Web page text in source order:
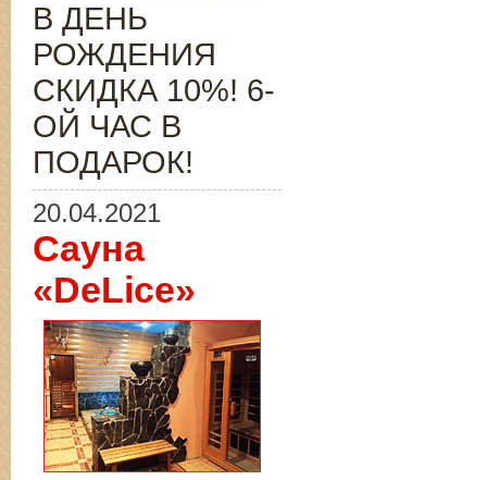
В ДЕНЬ
РОЖДЕНИЯ
СКИДКА 10%! 6-
ОЙ ЧАС В
ПОДАРОК!
20.04.2021
Сауна
«DeLice»